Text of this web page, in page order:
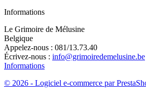
Informations
Le Grimoire de Mélusine
Belgique
Appelez-nous : 081/13.73.40
Écrivez-nous : info@grimoiredemelusine.be
Informations
© 2026 - Logiciel e-commerce par